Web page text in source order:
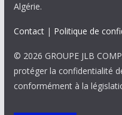
Algérie.
Contact| Politique de
© 2026 GROUPE JLB
protéger la confidentialité
conformément à la